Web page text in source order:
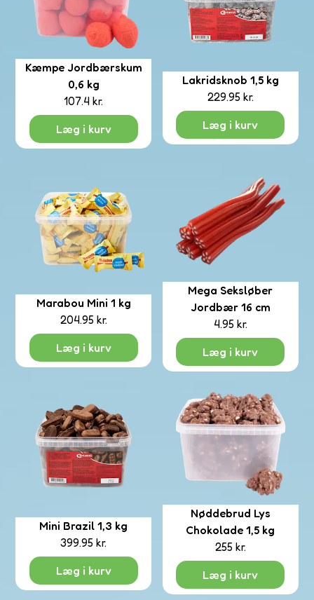
Kæmpe Jordbærskum
0,6 kg
107.4 kr.
Læg i kurv
Lakridsknob 1,5 kg
229.95 kr.
Læg i kurv
Marabou Mini 1 kg
204.95 kr.
Læg i kurv
Mega Seksløber
Jordbær 16 cm
4.95 kr.
Læg i kurv
Mini Brazil 1,3 kg
399.95 kr.
Læg i kurv
Nøddebrud Lys
Chokolade 1,5 kg
255 kr.
Læg i kurv